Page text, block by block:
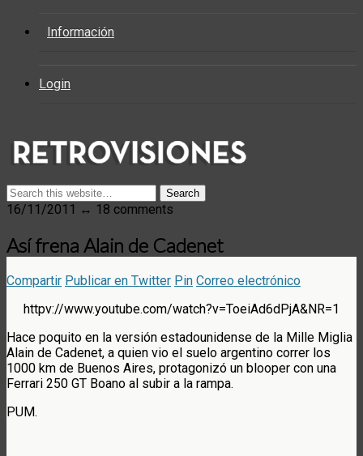
Información
Login
16/11/2011 ↔ 18 comments
Así frena Alain de Cadenet
Compartir Publicar en Twitter Pin Correo electrónico
httpv://www.youtube.com/watch?v=ToeiAd6dPjA&NR=1
Hace poquito en la versión estadounidense de la Mille Miglia
Alain de Cadenet, a quien vio el suelo argentino correr los
1000 km de Buenos Aires, protagonizó un blooper con una
Ferrari 250 GT Boano al subir a la rampa.
PUM.